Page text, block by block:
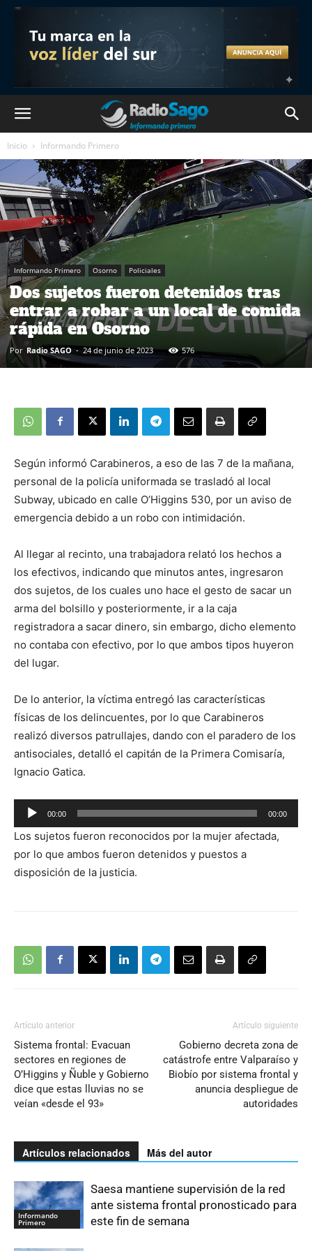
Inicio Informando Primero
Informando Primero Osorno Policiales
Dos sujetos fueron detenidos tras
entrar a robar a un local de comida
rápida en Osorno
Por Radio SAGO - 24 de junio de 2023 576
Según informó Carabineros, a eso de las 7 de la mañana,
personal de la policía uniformada se trasladó al local
Subway, ubicado en calle O’Higgins 530, por un aviso de
emergencia debido a un robo con intimidación.
Al llegar al recinto, una trabajadora relató los hechos a
los efectivos, indicando que minutos antes, ingresaron
dos sujetos, de los cuales uno hace el gesto de sacar un
arma del bolsillo y posteriormente, ir a la caja
registradora a sacar dinero, sin embargo, dicho elemento
no contaba con efectivo, por lo que ambos tipos huyeron
del lugar.
De lo anterior, la víctima entregó las características
físicas de los delincuentes, por lo que Carabineros
realizó diversos patrullajes, dando con el paradero de los
antisociales, detalló el capitán de la Primera Comisaría,
Ignacio Gatica.
Reproductor
de
audio
00:00 00:00
Los sujetos fueron reconocidos por la mujer afectada,
por lo que ambos fueron detenidos y puestos a
disposición de la justicia.
Artículo anterior
Sistema frontal: Evacuan
sectores en regiones de
O’Higgins y Ñuble y Gobierno
dice que estas lluvias no se
veían «desde el 93»
Artículo siguiente
Gobierno decreta zona de
catástrofe entre Valparaíso y
Biobío por sistema frontal y
anuncia despliegue de
autoridades
Artículos relacionados Más del autor
Informando
Primero
Saesa mantiene supervisión de la red
ante sistema frontal pronosticado para
este fin de semana